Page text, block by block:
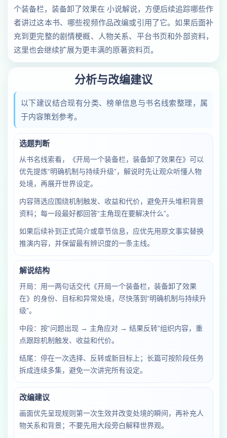
个装备栏，装备卸了效果在 小说解说，方便后续追踪哪些作
者讲过这本书、哪些视频作品改编或引用了它。如果后面补
充到更完整的剧情梗概、人物关系、平台书页和外部资料，
这里也会继续扩展为更丰满的原著资料页。
分析与改编建议
以下建议结合现有分类、榜单信息与书名线索整理，属
于内容策划参考。
选题判断
从书名线索看，《开局一个装备栏，装备卸了效果在》可以
优先提炼“明确机制与持续升级”，解说时先让观众听懂人物
处境，再展开世界设定。
内容筛选应围绕机制触发、收益和代价，避免开头堆积背景
资料；每一段最好都回答“主角现在要解决什么”。
如果后续补到正式简介或章节信息，应优先用原文事实替换
推演内容，并保留最有辨识度的一条主线。
解说结构
开局：用一两句话交代《开局一个装备栏，装备卸了效果
在》的身份、目标和异常处境，尽快落到“明确机制与持续升
级”。
中段：按“问题出现 → 主角应对 → 结果反转”组织内容，重
点跟踪机制触发、收益和代价。
结尾：停在一次选择、反转或新目标上；长篇可按阶段任务
拆成连续多集，避免一次讲完所有设定。
改编建议
画面优先呈现规则第一次生效并改变处境的瞬间，再补充人
物关系和背景；不要先用大段旁白解释世界观。